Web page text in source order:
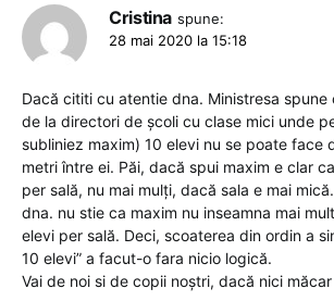
Cristina spune:
28 mai 2020 la 15:18
Dacă cititi cu atentie dna. Ministresa spune
de la directori de școli cu clase mici unde
subliniez maxim) 10 elevi nu se poate face
metri între ei. Păi, dacă spui maxim e clar
per sală, nu mai mulți, dacă sala e mai
dna. nu stie ca maxim nu inseamna mai
elevi per sală. Deci, scoaterea din ordin a
10 elevi” a facut-o fara nicio logică.
Vai de noi si de copii noștri, dacă nici